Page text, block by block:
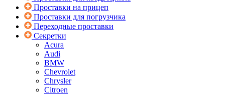
Проставки на прицеп
Проставки для погрузчика
Переходные проставки
Секретки
Acura
Audi
BMW
Chevrolet
Chrysler
Citroen